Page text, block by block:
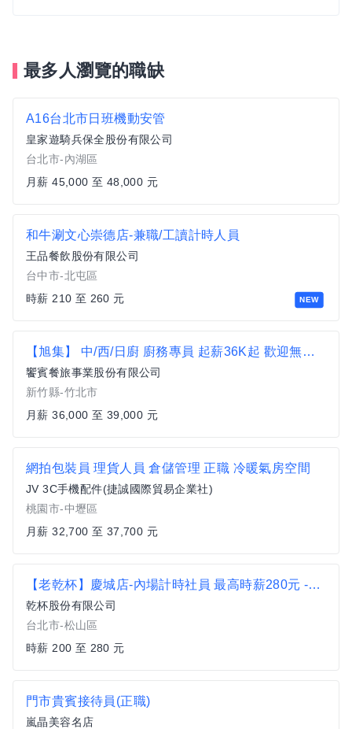
最多人瀏覽的職缺
A16台北市日班機動安管
皇家遊騎兵保全股份有限公司
台北市-內湖區
月薪 45,000 至 48,000 元
NEW
和牛涮文心崇德店-兼職/工讀計時人員
王品餐飲股份有限公司
台中市-北屯區
時薪 210 至 260 元
【旭集】 中/西/日廚 廚務專員 起薪36K起 歡迎無經驗者加入【竹北市】
饗賓餐旅事業股份有限公司
新竹縣-竹北市
月薪 36,000 至 39,000 元
網拍包裝員 理貨人員 倉儲管理 正職 冷暖氣房空間
JV 3C手機配件(捷誠國際貿易企業社)
桃園市-中壢區
月薪 32,700 至 37,700 元
【老乾杯】慶城店-內場計時社員 最高時薪280元 -C05P3
乾杯股份有限公司
台北市-松山區
時薪 200 至 280 元
門市貴賓接待員(正職)
嵐晶美容名店